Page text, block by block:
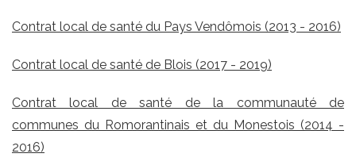
Contrat local de santé du Pays Vendômois (2013 - 2016)
Contrat local de santé de Blois (2017 - 2019)
Contrat local de santé de la communauté de
communes du Romorantinais et du Monestois (2014 -
2016)